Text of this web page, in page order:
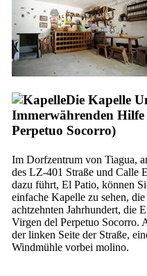
Die Kapelle
Immerwährenden Hilfe
Perpetuo Socorro)
Im Dorfzentrum von Tiagua,
des LZ-401 Straße und Calle
dazu führt, El Patio, können
einfache Kapelle zu sehen, die
achtzehnten Jahrhundert, die
Virgen del Perpetuo Socorro.
der linken Seite der Straße,
Windmühle vorbei molino.